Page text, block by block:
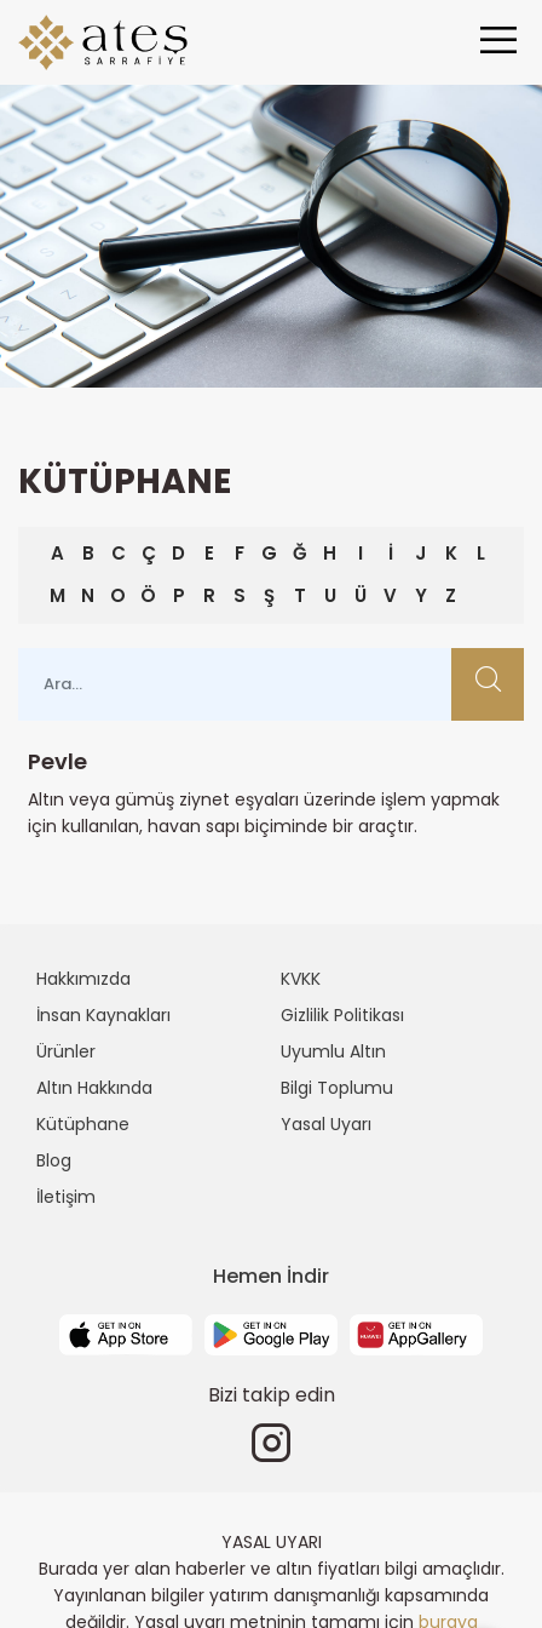
KÜTÜPHANE
A B C Ç D E F G Ğ H I İ J K
L
M
N O Ö P R S Ş T U Ü V Y Z
Pevle
Altın veya gümüş ziynet eşyaları üzerinde işlem yapmak
için kullanılan, havan sapı biçiminde bir araçtır.
Hakkımızda
İnsan Kaynakları
Ürünler
Altın Hakkında
Kütüphane
Blog
İletişim
KVKK
Gizlilik Politikası
Uyumlu Altın
Bilgi Toplumu
Yasal Uyarı
Hemen İndir
Bizi takip edin
YASAL UYARI
Burada yer alan haberler ve altın fiyatları bilgi amaçlıdır.
Yayınlanan bilgiler yatırım danışmanlığı kapsamında
değildir. Yasal uyarı metninin tamamı için buraya